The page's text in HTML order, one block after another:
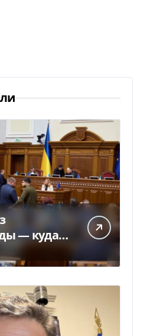
— куда
лет